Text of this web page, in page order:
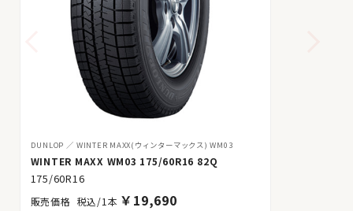
DUNLOP WINTER MAXX(ウィンターマックス) WM03
WINTER MAXX WM03 175/60R16 82Q
175/60R16
税込/1本 ￥ 19,690